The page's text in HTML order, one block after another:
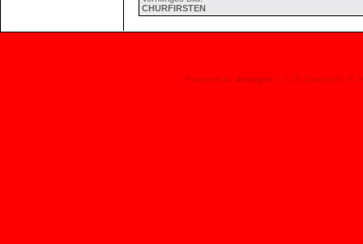
CHURFIRSTEN
Powered by 4images 1.7.10 Copyright ©